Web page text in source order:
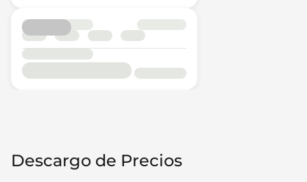
Descargo de Precios